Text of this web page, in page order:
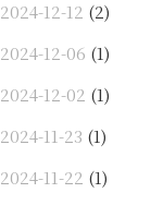
2024-12-12 (2)
2024-12-06 (1)
2024-12-02 (1)
2024-11-23 (1)
2024-11-22 (1)